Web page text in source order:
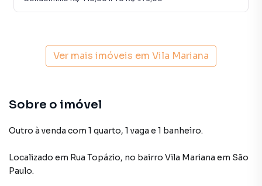
Ver mais imóveis em Vila Mariana
Sobre o imóvel
Outro à venda com 1 quarto, 1 vaga e 1 banheiro.
Localizado em Rua Topázio, no bairro Vila Mariana em São
Paulo.